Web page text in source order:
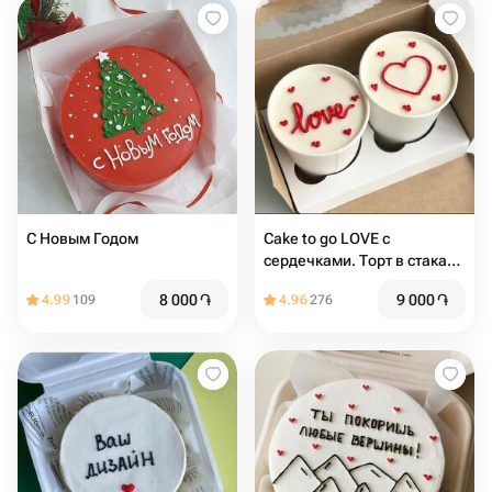
С Новым Годом
4.99 109 8 000֏
Cake to go LOVE с
сердечками. Торт в стакане
4.96276 9 000֏